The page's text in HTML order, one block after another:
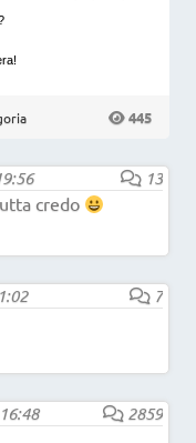
445
13
credo
7
2859